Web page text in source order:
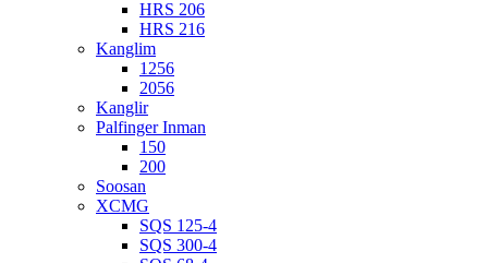
HRS 206
HRS 216
Kanglim
1256
2056
Kanglir
Palfinger Inman
150
200
Soosan
XCMG
SQS 125-4
SQS 300-4